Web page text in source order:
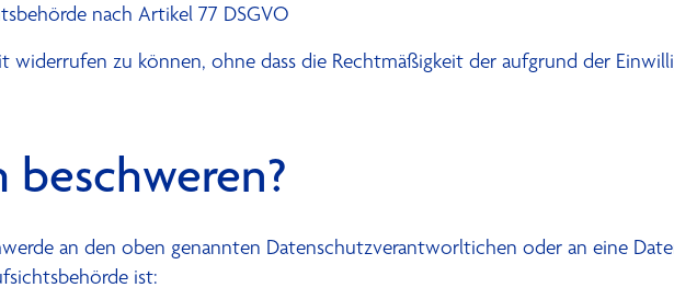
nach Artikel 77 DSGVO
widerrufen zu können, ohne dass die Rechtmäßigkeit der aufgrund der
beschweren?
an den oben genannten Datenschutzverantworltichen oder an eine
ist: